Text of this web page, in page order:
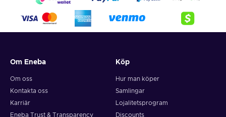
Om Eneba
Om oss
Kontakta oss
Karriär
Eneba Trust & Transparency
Köp
Hur man köper
Samlingar
Lojalitetsprogram
Discounts